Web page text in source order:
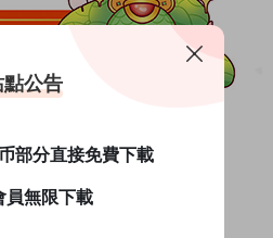
點公告
部分直接免費下載
員無限下載